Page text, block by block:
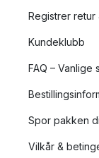
Registrer retur
Kundeklubb
FAQ – Vanlige
Spor pakken
Vilkår &